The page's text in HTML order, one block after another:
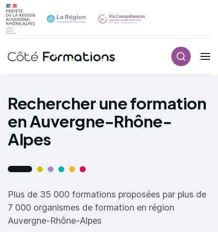
Navigation principale
Rechercher une formation
en Auvergne-Rhône-
Alpes
Plus de 35 000 formations proposées par plus de
7 000 organismes de formation en région
Auvergne-Rhône-Alpes